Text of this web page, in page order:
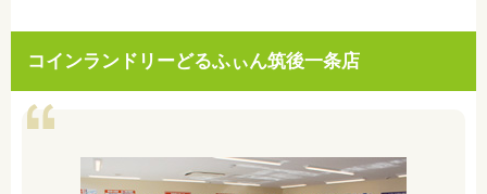
コインランドリーどるふぃん筑後一条店